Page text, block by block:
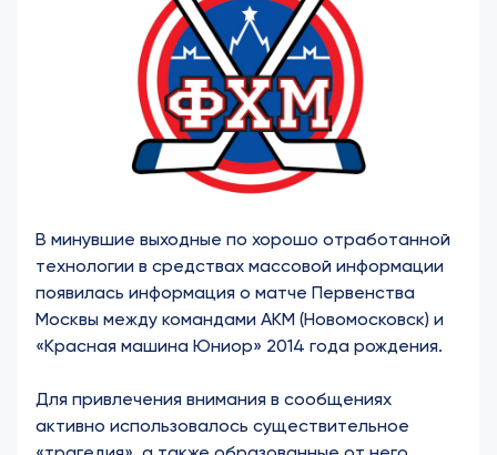
В минувшие выходные по хорошо отработанной
технологии в средствах массовой информации
появилась информация о матче Первенства
Москвы между командами АКМ (Новомосковск) и
«Красная машина Юниор» 2014 года рождения.
Для привлечения внимания в сообщениях
активно использовалось существительное